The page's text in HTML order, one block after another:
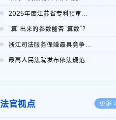
2025年度江苏省专利预审典型案例
“算”出来的参数能否“算数”？
浙江司法服务保障最具竞争力营商环境建设典型案例（第二批）含侵...
最高人民法院发布依法规范平台经营、保护消费者合法权益典型案例...
法官视点 更多